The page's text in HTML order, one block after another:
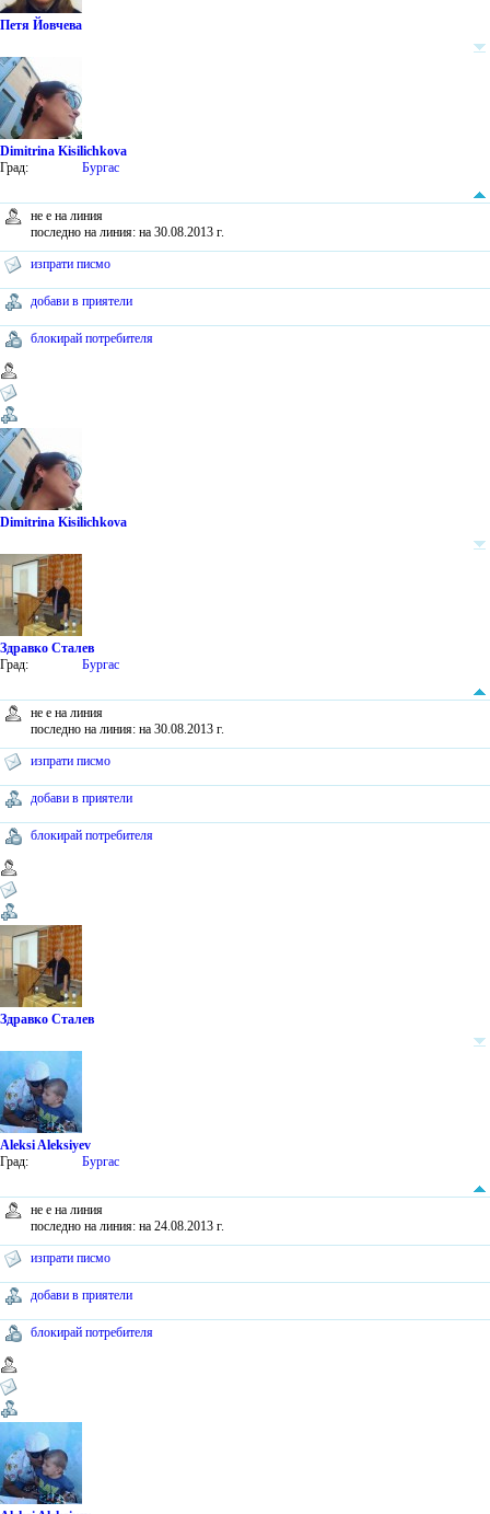
Петя Йовчева
Dimitrina Kisilichkova
Град:
Бургас
не е на линия
последно на линия: на 30.08.2013 г.
изпрати писмо
добави в приятели
блокирай потребителя
Dimitrina Kisilichkova
Здравко Сталев
Град:
Бургас
не е на линия
последно на линия: на 30.08.2013 г.
изпрати писмо
добави в приятели
блокирай потребителя
Здравко Сталев
Aleksi Aleksiyev
Град:
Бургас
не е на линия
последно на линия: на 24.08.2013 г.
изпрати писмо
добави в приятели
блокирай потребителя